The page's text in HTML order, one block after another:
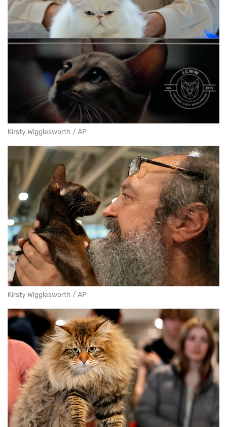
Kirsty Wigglesworth / AP
Kirsty Wigglesworth / AP